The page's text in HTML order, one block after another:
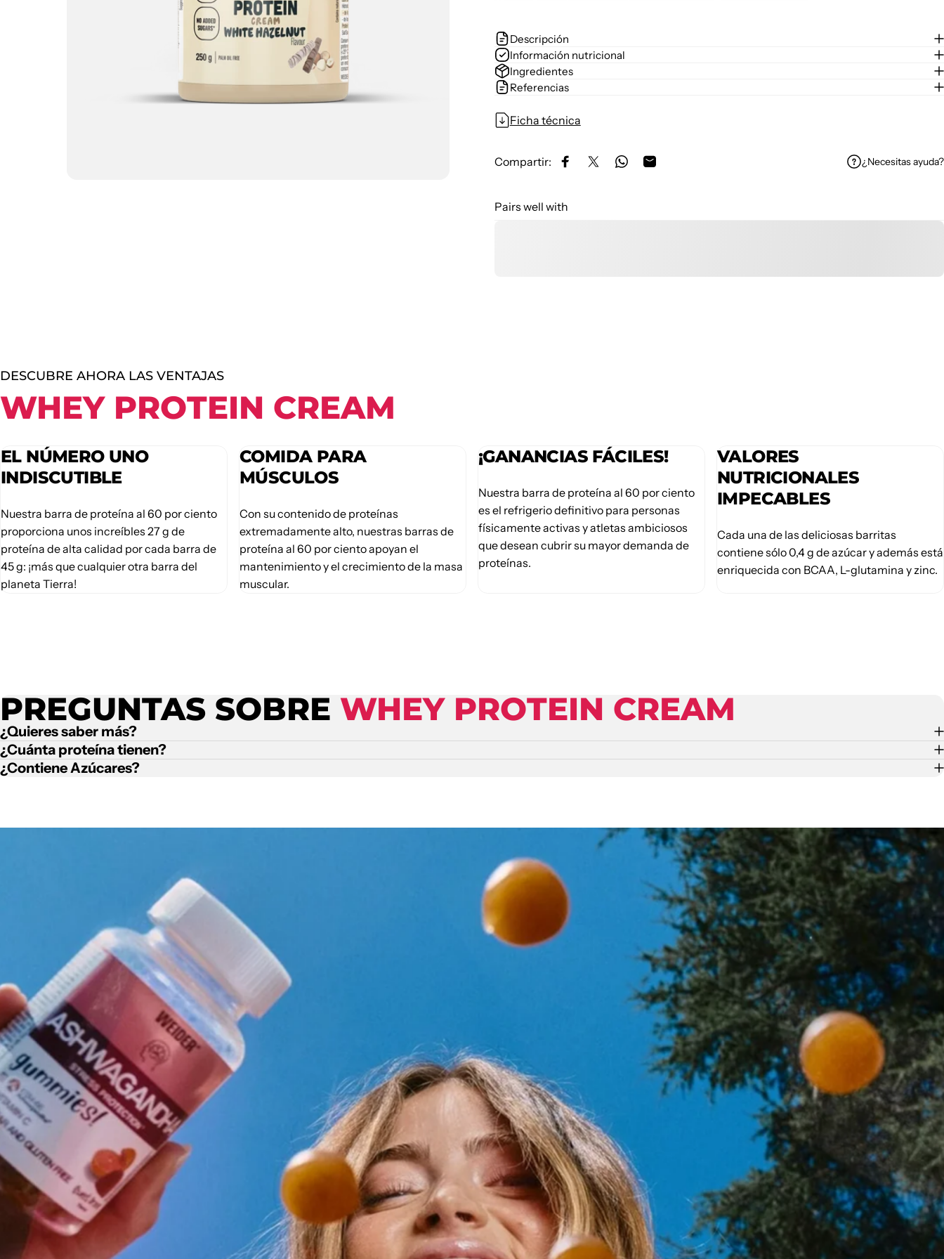
Descripción
Información nutricional
Ingredientes
Referencias
Ficha técnica
Compartir: Compartir en Facebook
Compartir en X
Compartir en WhatsApp
Compartir por correo electrónico ¿Necesitas ayuda?
Pairs well with
DESCUBRE AHORA LAS VENTAJAS
WHEY PROTEIN CREAM
EL NÚMERO UNO
INDISCUTIBLE
Nuestra barra de proteína al 60 por ciento
proporciona unos increíbles 27 g de
proteína de alta calidad por cada barra de
45 g: ¡más que cualquier otra barra del
planeta Tierra!
COMIDA PARA
MÚSCULOS
Con su contenido de proteínas
extremadamente alto, nuestras barras de
proteína al 60 por ciento apoyan el
mantenimiento y el crecimiento de la masa
muscular.
¡GANANCIAS FÁCILES!
Nuestra barra de proteína al 60 por ciento
es el refrigerio definitivo para personas
físicamente activas y atletas ambiciosos
que desean cubrir su mayor demanda de
proteínas.
VALORES
NUTRICIONALES
IMPECABLES
Cada una de las deliciosas barritas
contiene sólo 0,4 g de azúcar y además está
enriquecida con BCAA, L-glutamina y zinc.
PREGUNTAS SOBRE WHEY PROTEIN CREAM
¿Quieres saber más?
¿Cuánta proteína tienen?
¿Contiene Azúcares?